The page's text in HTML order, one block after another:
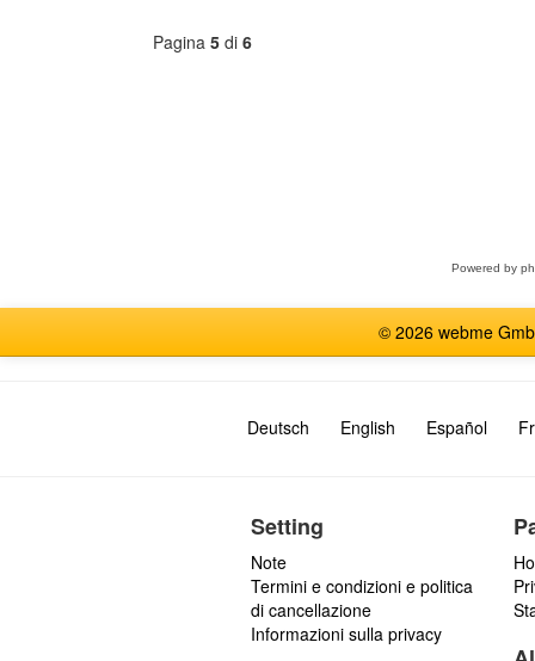
Pagina 5 di 6
Powered by
© 2026 webme
Deutsch English Español
Setting
Note
Termini e condizioni e politica
di cancellazione
Informazioni sulla privacy